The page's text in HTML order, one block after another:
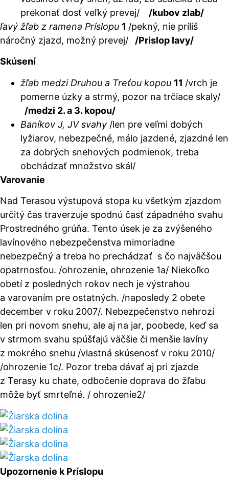
prekonať dosť veľký prevej/
/kubov zlab/
ľavý žľab z ramena Príslopu 1 /pekný, nie príliš
náročný zjazd, možný prevej/
/Prislop lavy/
Skúsení
žľab medzi Druhou a Treťou kopou 11 /vrch je
pomerne úzky a strmý, pozor na trčiace skaly/
/medzi 2. a 3. kopou/
Baníkov J, JV svahy /len pre veľmi dobých
lyžiarov, nebezpečné, málo jazdené, zjazdné len
za dobrých snehových podmienok, treba
obchádzať množstvo skál/
Varovanie
Nad Terasou výstupová stopa ku všetkým zjazdom
určitý čas traverzuje spodnú časť západného svahu
Prostredného grúňa. Tento úsek je za zvýšeného
lavínového nebezpečenstva mimoriadne
nebezpečný a treba ho prechádzať s čo najväčšou
opatrnosťou. /ohrozenie, ohrozenie 1a/ Niekoľko
obetí z posledných rokov nech je výstrahou
a varovaním pre ostatných. /naposledy 2 obete
december v roku 2007/. Nebezpečenstvo nehrozí
len pri novom snehu, ale aj na jar, poobede, keď sa
v strmom svahu spúšťajú väčšie či menšie lavíny
z mokrého snehu /vlastná skúsenosť v roku 2010/
/ohrozenie 1c/. Pozor treba dávať aj pri zjazde
z Terasy ku chate, odbočenie doprava do žľabu
môže byť smrteľné. / ohrozenie2/
Upozornenie k Príslopu